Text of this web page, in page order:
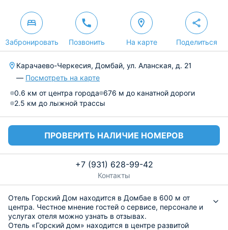
Забронировать Позвонить На карте Поделиться
Карачаево-Черкесия, Домбай, ул. Аланская, д. 21
— Посмотреть на карте
0.6 км от центра города 676 м до канатной дороги
2.5 км до лыжной трассы
ПРОВЕРИТЬ НАЛИЧИЕ НОМЕРОВ
+7 (931) 628-99-42
Контакты
Отель Горский Дом находится в Домбае в 600 м от
центра. Честное мнение гостей о сервисе, персонале и
услугах отеля можно узнать в отзывах.
Отель «Горский дом» находится в центре развитой